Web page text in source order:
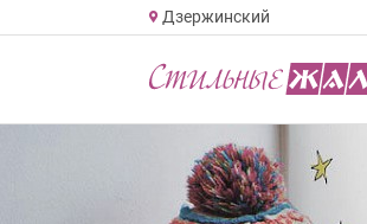
Дзержинский